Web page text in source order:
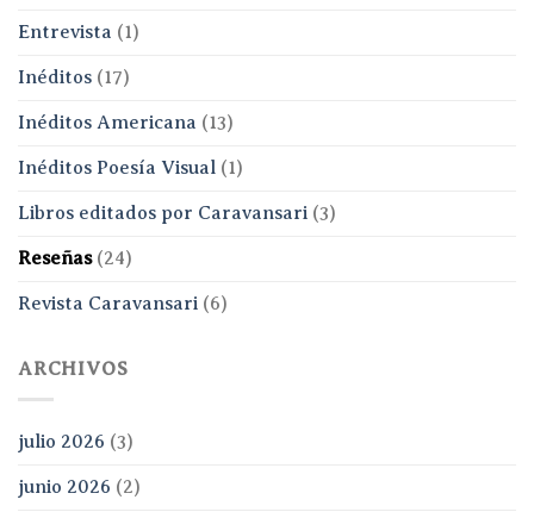
Entrevista (1)
Inéditos (17)
Inéditos Americana (13)
Inéditos Poesía Visual (1)
Libros editados por Caravansari (3)
Reseñas(24)
Revista Caravansari (6)
ARCHIVOS
julio 2026 (3)
junio 2026 (2)